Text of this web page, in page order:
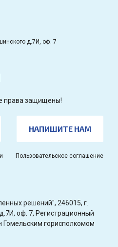
д.7И, оф. 7
права защищены!
НАПИШИТЕ НАМ
Пользовательское соглашение
решений", 246015, г.
оф. 7, Регистрационный
горисполкомом